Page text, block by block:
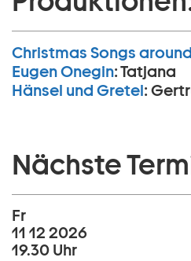
Christmas Songs
Eugen Onegin:Tatjana
Hänsel und Gretel:
Nächste
Fr
11 12 2026
19.30 Uhr